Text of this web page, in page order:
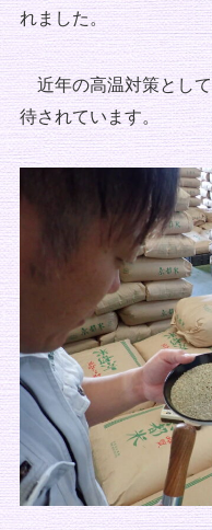
れました。
近年の高温対策とし
待されています。